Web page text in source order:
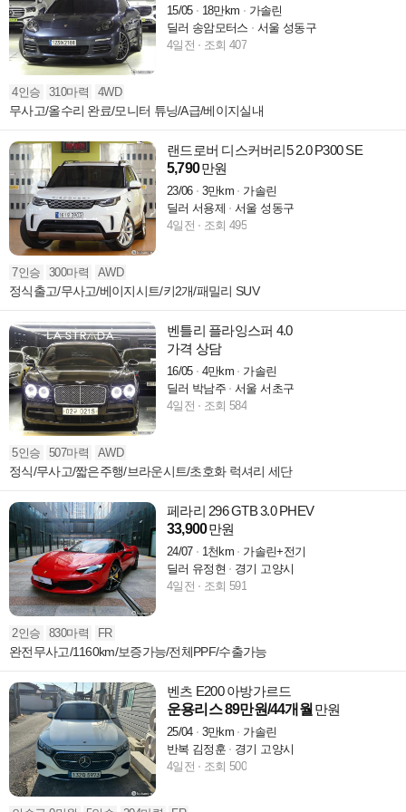
15/05 18만km
가솔린
딜러 송암모터스
서울 성동구
4일전
조회 407
4인승 310마력 4WD
무사고/올수리 완료/모니터 튜닝/A급/베이지실내
랜드로버 디스커버리5 2.0 P300 SE
5,790만원
23/06 3만km
가솔린
딜러 서용제
서울 성동구
4일전
조회 495
7인승 300마력 AWD
정식출고/무사고/베이지시트/키2개/패밀리 SUV
벤틀리 플라잉스퍼 4.0
가격 상담
16/05 4만km
가솔린
딜러 박남주
서울 서초구
4일전
조회 584
5인승 507마력 AWD
정식/무사고/짧은주행/브라운시트/초호화 럭셔리 세단
페라리 296 GTB 3.0 PHEV
33,900만원
24/07 1천km
가솔린+전기
딜러 유정현
경기 고양시
4일전
조회 591
2인승 830마력 FR
완전무사고/1160km/보증가능/전체PPF/수출가능
벤츠 E200 아방가르드
운용리스 89만원/44개월 만원
25/04 3만km
가솔린
반복 김정훈
경기 고양시
4일전
조회 500